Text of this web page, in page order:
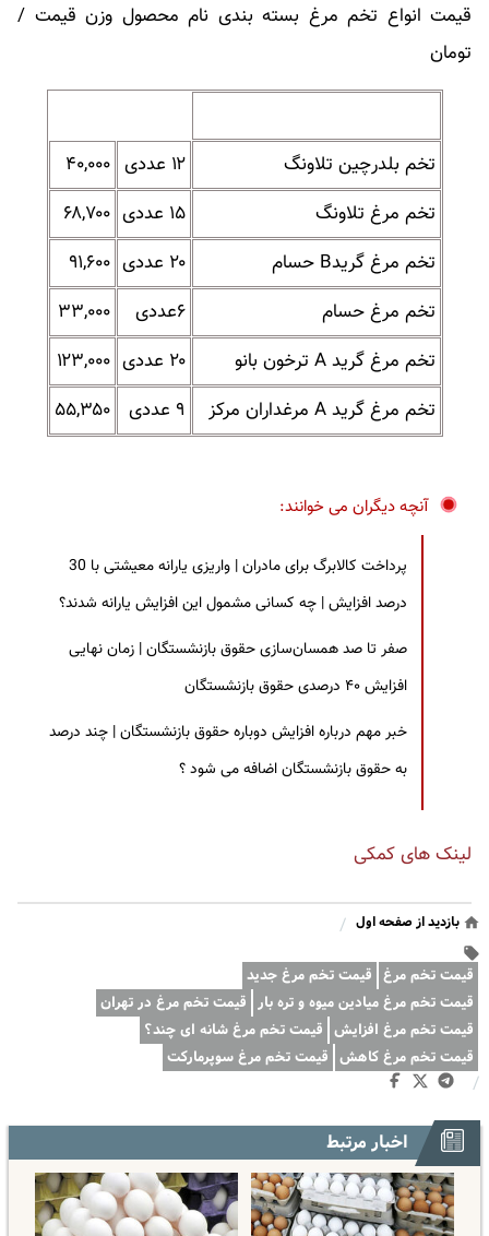
قیمت انواع تخم مرغ بسته بندی نام محصول وزن قیمت /
تومان
تخم بلدرچین تلاونگ ۱۲ عددی
۴۰,۰۰۰
تخم مرغ تلاونگ
۱۵ عددی
۶۸,۷۰۰
تخم مرغ گریدB حسام
۲۰ عددی
۹۱,۶۰۰
تخم مرغ حسام
۶عددی
۳۳,۰۰۰
تخم مرغ گرید A ترخون بانو
۲۰ عددی
۱۲۳,۰۰۰
تخم مرغ گرید A مرغداران مرکز
۹ عددی ۵۵,۳۵۰
آنچه دیگران می خوانند:
پرداخت کالابرگ برای مادران | واریزی یارانه معیشتی با 30
درصد افزایش | چه کسانی مشمول این افزایش یارانه شدند؟
صفر تا صد همسان‌سازی حقوق بازنشستگان | زمان نهایی
افزایش ۴۰ درصدی حقوق بازنشستگان
خبر مهم درباره افزایش دوباره حقوق بازنشستگان | چند درصد
به حقوق بازنشستگان اضافه می شود ؟
لینک های کمکی
بازدید از صفحه اول /
قیمت تخم مرغ قیمت تخم مرغ جدید
قیمت تخم مرغ میادین میوه و تره بار قیمت تخم مرغ در تهران
قیمت تخم مرغ افزایش قیمت تخم مرغ شانه ای چند؟
قیمت تخم مرغ کاهش قیمت تخم مرغ سوپرمارکت‌
/
اخبار مرتبط